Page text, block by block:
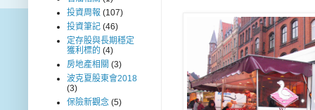
投資周報 (107)
投資筆記 (46)
定存股與長期穩定
獲利標的 (4)
房地產相關 (3)
波克夏股東會2018
(3)
保險新觀念 (5)